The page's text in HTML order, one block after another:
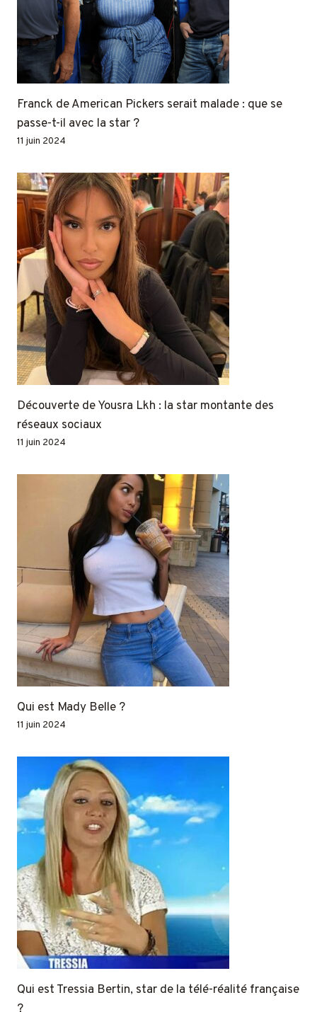
Franck de American Pickers serait malade : que se
passe-t-il avec la star ?
11 juin 2024
Découverte de Yousra Lkh : la star montante des
réseaux sociaux
11 juin 2024
Qui est Mady Belle ?
11 juin 2024
Qui est Tressia Bertin, star de la télé-réalité française